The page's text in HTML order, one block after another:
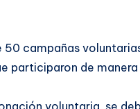
50 campañas
participaron de
voluntaria, se